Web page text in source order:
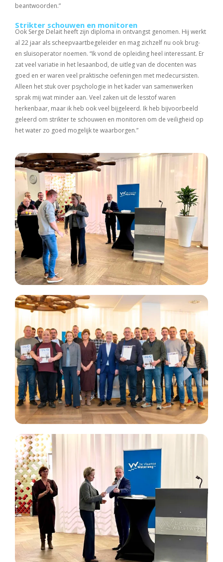
beantwoorden.”
Strikter schouwen en monitoren
Ook Serge Delait heeft zijn diploma in ontvangst genomen. Hij werkt
al 22 jaar als scheepvaartbegeleider en mag zichzelf nu ook brug-
en sluisoperator noemen. “Ik vond de opleiding heel interessant. Er
zat veel variatie in het lesaanbod, de uitleg van de docenten was
goed en er waren veel praktische oefeningen met medecursisten.
Alleen het stuk over psychologie in het kader van samenwerken
sprak mij wat minder aan. Veel zaken uit de lesstof waren
herkenbaar, maar ik heb ook veel bijgeleerd. Ik heb bijvoorbeeld
geleerd om strikter te schouwen en monitoren om de veiligheid op
het water zo goed mogelijk te waarborgen.”